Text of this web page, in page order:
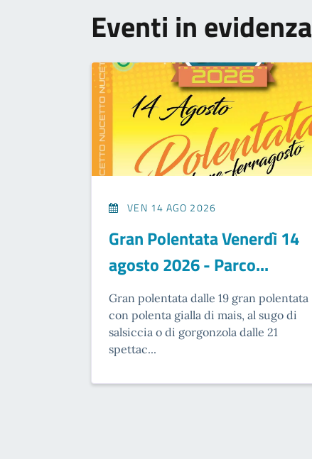
Eventi in evidenza
VEN 14 AGO 2026
Gran Polentata Venerdì 14
agosto 2026 - Parco...
Gran polentata dalle 19 gran polentata
con polenta gialla di mais, al sugo di
salsiccia o di gorgonzola dalle 21
spettac...